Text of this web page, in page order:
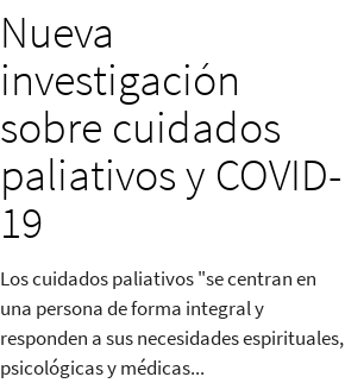
Nueva
investigación
sobre cuidados
paliativos y COVID-
19
Los cuidados paliativos "se centran en
una persona de forma integral y
responden a sus necesidades espirituales,
psicológicas y médicas...